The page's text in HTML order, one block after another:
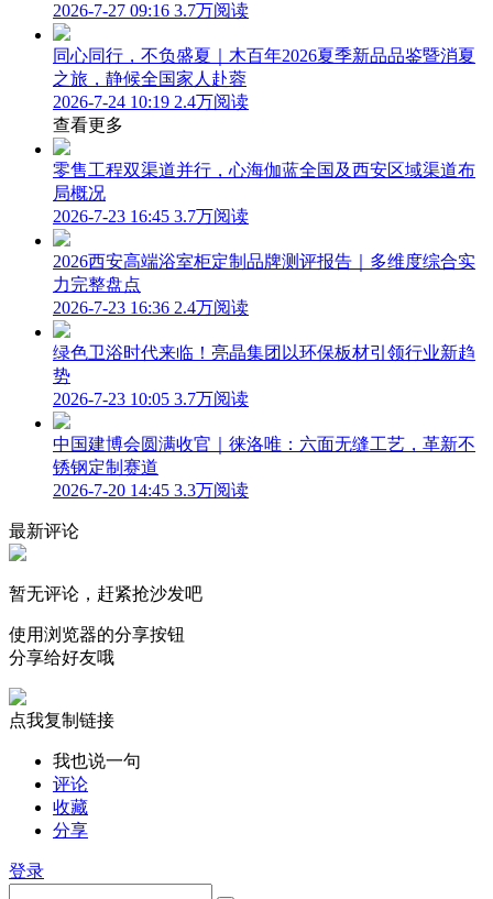
2026-7-27 09:16 3.7万阅读
同心同行，不负盛夏｜木百年2026夏季新品品鉴暨消夏
之旅，静候全国家人赴蓉
2026-7-24 10:19 2.4万阅读
查看更多
零售工程双渠道并行，心海伽蓝全国及西安区域渠道布
局概况
2026-7-23 16:45 3.7万阅读
2026西安高端浴室柜定制品牌测评报告｜多维度综合实
力完整盘点
2026-7-23 16:36 2.4万阅读
绿色卫浴时代来临！亮晶集团以环保板材引领行业新趋
势
2026-7-23 10:05 3.7万阅读
中国建博会圆满收官｜徕洛唯：六面无缝工艺，革新不
锈钢定制赛道
2026-7-20 14:45 3.3万阅读
最新评论
暂无评论，赶紧抢沙发吧
使用浏览器的分享按钮
分享给好友哦
点我复制链接
我也说一句
评论
收藏
分享
登录